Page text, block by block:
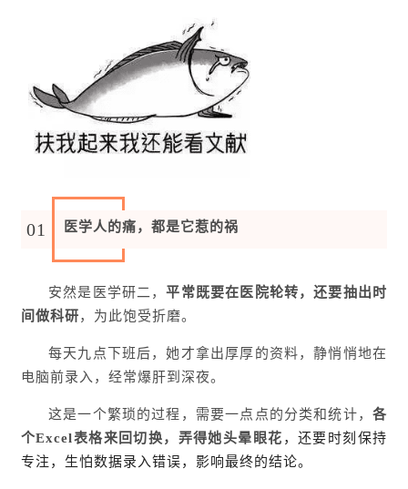
01 医学人的痛，都是它惹的祸
安然是医学研二，平常既要在医院轮转，还要抽出时
间做科研，为此饱受折磨。
每天九点下班后，她才拿出厚厚的资料，静悄悄地在
电脑前录入，经常爆肝到深夜。
这是一个繁琐的过程，需要一点点的分类和统计， 各
个Excel表格来回切换，弄得她头晕眼花 ，还要时刻保持
专注，生怕数据录入错误，影响最终的结论。